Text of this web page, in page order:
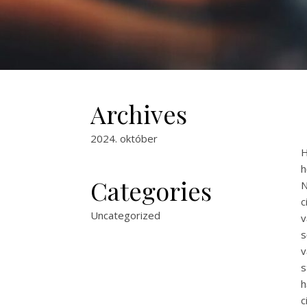
Archives
2024. október
Categories
Uncategorized